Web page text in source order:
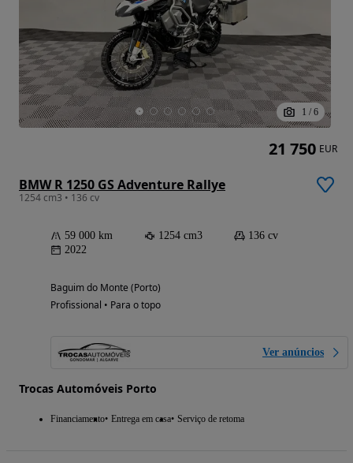
1 / 6
BMW R 1250 GS Adventure Rallye
1254 cm3 • 136 cv
59 000 km 1254 cm3
136 cv
2022
Baguim do Monte (Porto)
Profissional • Para o topo
Ver anúncios
Trocas Automóveis Porto
Financiamento Entrega em casa Serviço de retoma
21 750 EUR